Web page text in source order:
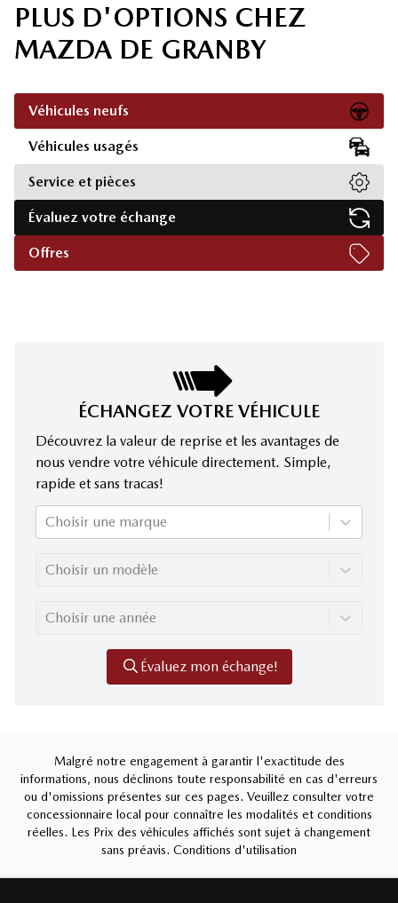
PLUS D'OPTIONS CHEZ
MAZDA DE GRANBY
Véhicules neufs
Véhicules usagés
Service et pièces
Évaluez votre échange
Offres
ÉCHANGEZ VOTRE VÉHICULE
Découvrez la valeur de reprise et les avantages de
nous vendre votre véhicule directement. Simple,
rapide et sans tracas!
Choisir une marque
Choisir un modèle
Choisir une année
Évaluez mon échange!
Malgré notre engagement à garantir l'exactitude des
informations, nous déclinons toute responsabilité en cas d'erreurs
ou d'omissions présentes sur ces pages. Veuillez consulter votre
concessionnaire local pour connaître les modalités et conditions
réelles. Les Prix des véhicules affichés sont sujet à changement
sans préavis. Conditions d'utilisation